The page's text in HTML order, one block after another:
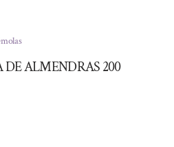
DE ALMENDRAS 200